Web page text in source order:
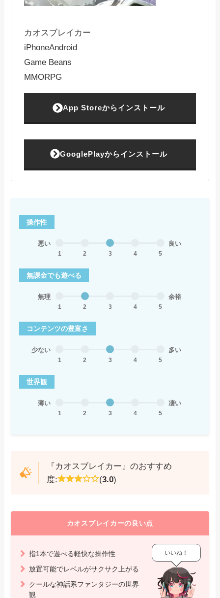
カオスブレイカー
iPhoneAndroid
Game Beans
MMORPG
App Storeからインストール
GooglePlayからインストール
操作性
悪い
1 2 3 4 5
良い
無課金でも遊べる
無理
1 2 3 4 5
余裕
コンテンツの豊富さ
少ない
1 2 3 4 5
多い
世界観
薄い
1 2 3 4 5
凄い
『カオスブレイカー』のおすすめ
度:
(3.0)
カオスブレイカーの良い点
指1本で遊べる軽快な操作性
放置可能でレベルがサクサク上がる
クールな神話系ファンタジーの世界
観
いいね！